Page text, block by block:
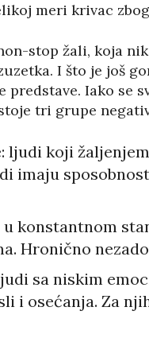
meri krivac
stop žali, koja
I što je još
predstave. Iako
tri grupe
ljudi koji
imaju
konstantnom
Hronično
sa niskim
i osećanja. Za